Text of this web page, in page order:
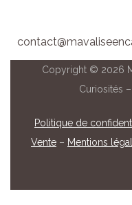
Copyright © 2026
Curiosités
Politique de
Vente – Mentions